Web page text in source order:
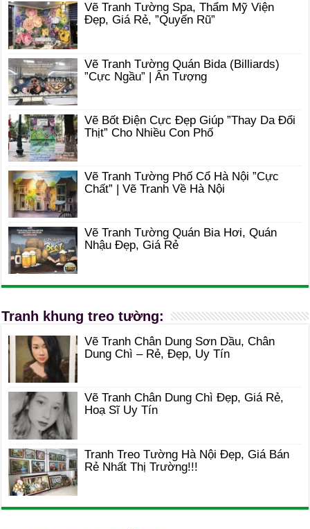
Vẽ Tranh Tường Spa, Thẩm Mỹ Viện
Đẹp, Giá Rẻ, ”Quyến Rũ”
Vẽ Tranh Tường Quán Bida (Billiards)
”Cực Ngầu” | Ấn Tượng
Vẽ Bốt Điện Cực Đẹp Giúp ”Thay Da Đổi
Thịt” Cho Nhiều Con Phố
Vẽ Tranh Tường Phố Cổ Hà Nội ”Cực
Chất” | Vẽ Tranh Về Hà Nội
Vẽ Tranh Tường Quán Bia Hơi, Quán
Nhậu Đẹp, Giá Rẻ
Tranh khung treo tường:
Vẽ Tranh Chân Dung Sơn Dầu, Chân
Dung Chì – Rẻ, Đẹp, Uy Tín
Vẽ Tranh Chân Dung Chì Đẹp, Giá Rẻ,
Hoạ Sĩ Uy Tín
Tranh Treo Tường Hà Nội Đẹp, Giá Bán
Rẻ Nhất Thị Trường!!!